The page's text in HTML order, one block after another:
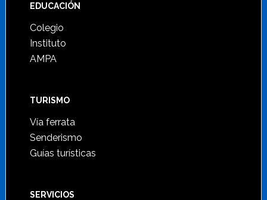
Footer
EDUCACIÓN
Colegio
Instituto
AMPA
TURISMO
Vía ferrata
Senderismo
Guías turísticas
SERVICIOS